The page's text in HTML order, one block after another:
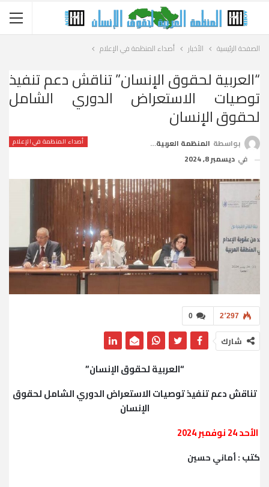
الصفحة الرئيسية الأخبار أصداء المنظمة في الإعلام
“العربية لحقوق الإنسان” تناقش دعم تنفيذ
توصيات الاستعراض الدوري الشامل
لحقوق الإنسان
أصداء المنظمة في الإعلام بواسطة المنظمة العربية لحقوق الإنسان
في ديسمبر 8, 2024
0 2٬297
شارك
“العربية لحقوق الإنسان”
تناقش دعم تنفيذ توصيات الاستعراض الدوري الشامل لحقوق
الإنسان
الأحد 24 نوفمبر 2024
كتب :أماني حسين